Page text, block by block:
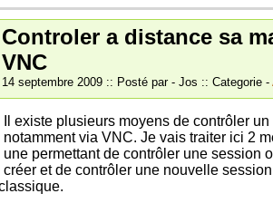
Controler a distance sa
VNC
14 septembre 2009 :: Posté par - Jos :: Categorie -
Il existe plusieurs moyens de contrôler
notamment via VNC. Je vais traiter ici 2
une permettant de contrôler une session
créer et de contrôler une nouvelle